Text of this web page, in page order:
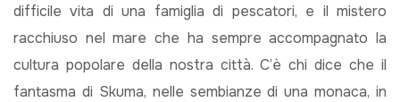
difficile vita di una famiglia di pescatori, e il mistero
racchiuso nel mare che ha sempre accompagnato la
cultura popolare della nostra città. C’è chi dice che il
fantasma di Skuma, nelle sembianze di una monaca, in